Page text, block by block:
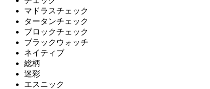
マドラスチェック
タータンチェック
ブロックチェック
ブラックウォッチ
ネイティブ
総柄
迷彩
エスニック